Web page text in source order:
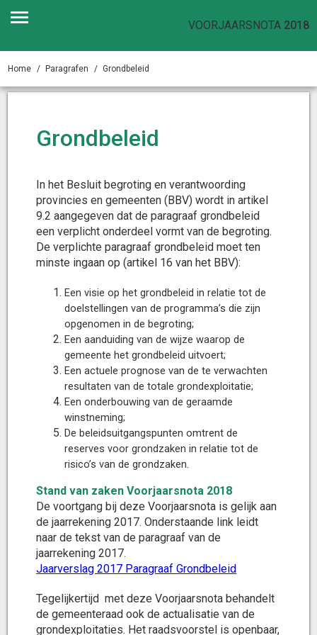
VOORJAARSNOTA 2018
Home Paragrafen Grondbeleid
Grondbeleid
In het Besluit begroting en verantwoording
provincies en gemeenten (BBV) wordt in artikel
9.2 aangegeven dat de paragraaf grondbeleid
een verplicht onderdeel vormt van de begroting.
De verplichte paragraaf grondbeleid moet ten
minste ingaan op (artikel 16 van het BBV):
Een visie op het grondbeleid in relatie tot de
doelstellingen van de programma’s die zijn
opgenomen in de begroting;
Een aanduiding van de wijze waarop de
gemeente het grondbeleid uitvoert;
Een actuele prognose van de te verwachten
resultaten van de totale grondexploitatie;
Een onderbouwing van de geraamde
winstneming;
De beleidsuitgangspunten omtrent de
reserves voor grondzaken in relatie tot de
risico’s van de grondzaken.
Stand van zaken Voorjaarsnota 2018
De voortgang bij deze Voorjaarsnota is gelijk aan
de jaarrekening 2017. Onderstaande link leidt
naar de tekst van de paragraaf van de
jaarrekening 2017.
Jaarverslag 2017 Paragraaf Grondbeleid
Tegelijkertijd met deze Voorjaarsnota behandelt
de gemeenteraad ook de actualisatie van de
grondexploitaties. Het raadsvoorstel is openbaar,